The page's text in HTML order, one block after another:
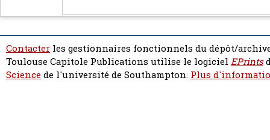
Contacter les gestionnaires fonctionnels du dépôt/
Toulouse Capitole Publications utilise le logiciel EPrints
Sciencede l'université de Southampton. Plus